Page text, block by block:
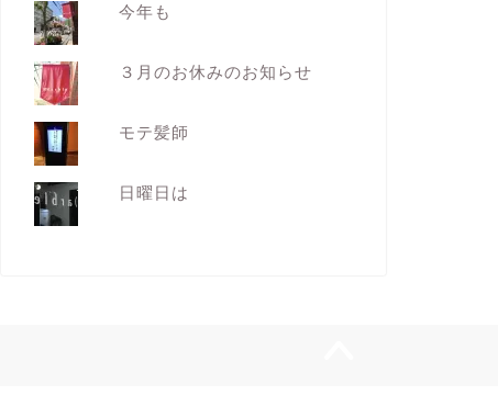
今年も
３月のお休みのお知らせ
モテ髪師
日曜日は